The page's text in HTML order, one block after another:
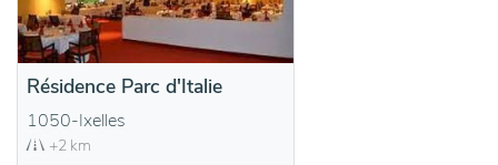
Résidence Parc d'Italie
1050-Ixelles
+2 km